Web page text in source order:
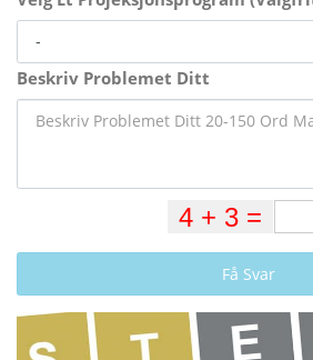
Beskriv Problemet Ditt
Få Svar